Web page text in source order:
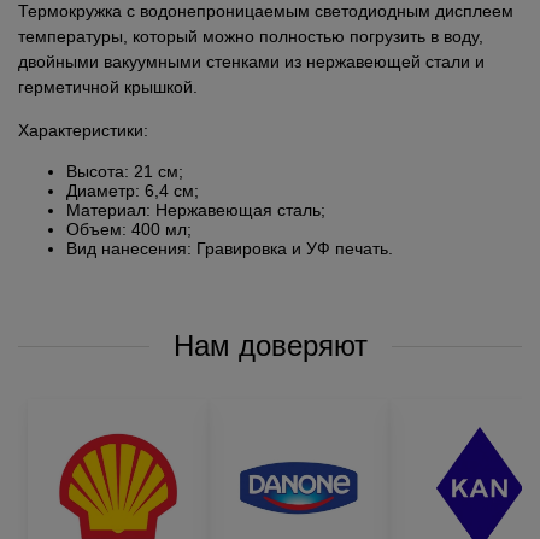
Термокружка с водонепроницаемым светодиодным дисплеем
температуры, который можно полностью погрузить в воду,
двойными вакуумными стенками из нержавеющей стали и
герметичной крышкой.
Характеристики:
Высота: 21 см;
Диаметр: 6,4 см;
Материал: Нержавеющая сталь;
Объем: 400 мл;
Вид нанесения: Гравировка и УФ печать.
Нам доверяют